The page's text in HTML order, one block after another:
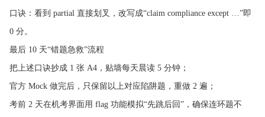
口诀：看到 partial 直接划叉，改写成“claim compliance except …”即
0 分。
最后 10 天“错题急救”流程
把上述口诀抄成 1 张 A4，贴墙每天晨读 5 分钟；
官方 Mock 做完后，只保留以上对应陷阱题，重做 2 遍；
考前 2 天在机考界面用 flag 功能模拟“先跳后回”，确保连环题不